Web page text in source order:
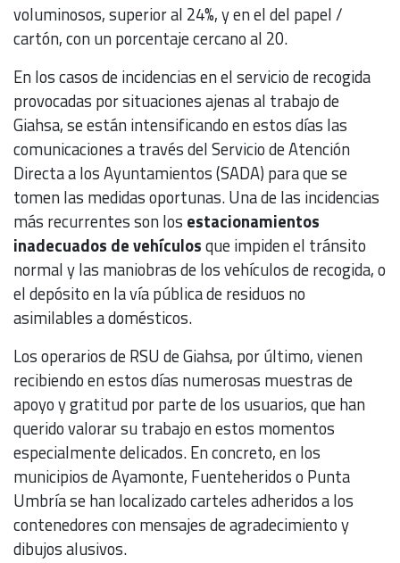
voluminosos, superior al 24%, y en el del papel /
cartón, con un porcentaje cercano al 20.
En los casos de incidencias en el servicio de recogida
provocadas por situaciones ajenas al trabajo de
Giahsa, se están intensificando en estos días las
comunicaciones a través del Servicio de Atención
Directa a los Ayuntamientos (SADA) para que se
tomen las medidas oportunas. Una de las incidencias
más recurrentes son los estacionamientos
inadecuados de vehículosque impiden el tránsito
normal y las maniobras de los vehículos de recogida, o
el depósito en la vía pública de residuos no
asimilables a domésticos.
Los operarios de RSU de Giahsa, por último, vienen
recibiendo en estos días numerosas muestras de
apoyo y gratitud por parte de los usuarios, que han
querido valorar su trabajo en estos momentos
especialmente delicados. En concreto, en los
municipios de Ayamonte, Fuenteheridos o Punta
Umbría se han localizado carteles adheridos a los
contenedores con mensajes de agradecimiento y
dibujos alusivos.